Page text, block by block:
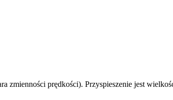
zmienności prędkości). Przyspieszenie jest